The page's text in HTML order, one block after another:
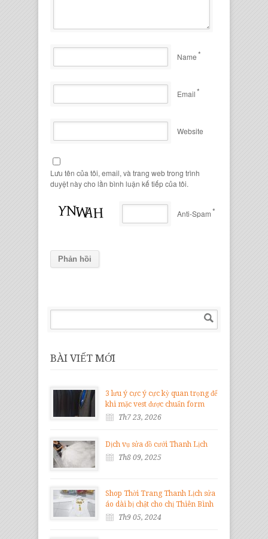
Name*
Email*
Website
Lưu tên của tôi, email, và trang web trong trình
duyệt này cho lần bình luận kế tiếp của tôi.
Anti-Spam*
BÀI VIẾT MỚI
3 lưu ý cực ý cực kỳ quan trọng để
khi mặc vest được chuẩn form
Th7 23, 2026
Dịch vụ sửa đồ cưới Thanh Lịch
Th8 09, 2025
Shop Thời Trang Thanh Lịch sửa
áo dài bị chật cho chị Thiên Bình
Th9 05, 2024